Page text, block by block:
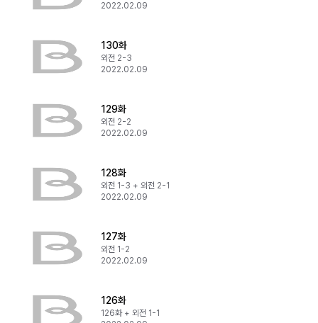
2022.02.09
130화
외전 2-3
2022.02.09
129화
외전 2-2
2022.02.09
128화
외전 1-3 + 외전 2-1
2022.02.09
127화
외전 1-2
2022.02.09
126화
126화 + 외전 1-1